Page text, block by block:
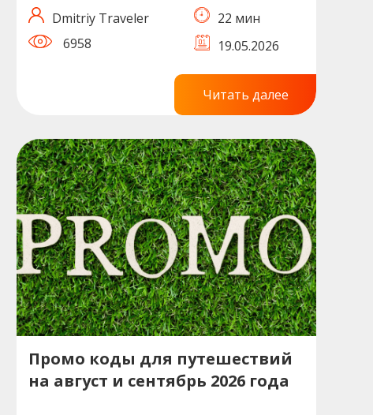
Dmitriy Traveler
22 мин
6958
19.05.2026
Читать далее
Промо коды для путешествий
на август и сентябрь 2026 года